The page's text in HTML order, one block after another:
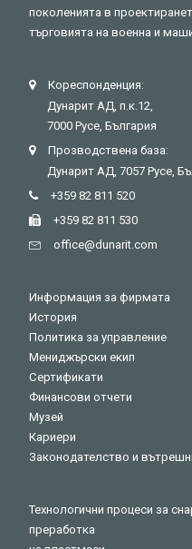
поколенията в
търговията на военна и
Кореспонденция:
Дунарит АД, п.к.12,
7000 Русе, България
Прозводствена база:
Дунарит АД, 7057 Русе,
+359 82 811 520
+359 82 811 530
оffice@dunarit.com
Информация за фирмата
История
Политика за управление
Мениджърски екип
Сертификати
Финансови отчети
Музей
Кариери
Законодателство и
Технологични процеси за
преработка